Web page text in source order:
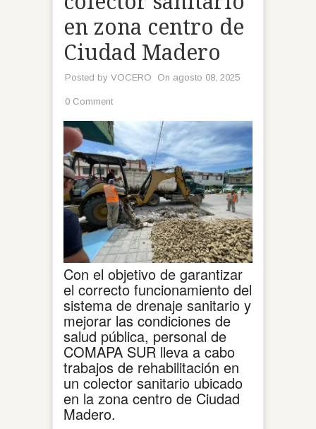
en zona centro de
Ciudad Madero
Posted by VOCERO On agosto 08, 2025
0 Comment
Con el objetivo de garantizar
el correcto funcionamiento del
sistema de drenaje sanitario y
mejorar las condiciones de
salud pública, personal de
COMAPA SUR lleva a cabo
trabajos de rehabilitación en
un colector sanitario ubicado
en la zona centro de Ciudad
Madero.